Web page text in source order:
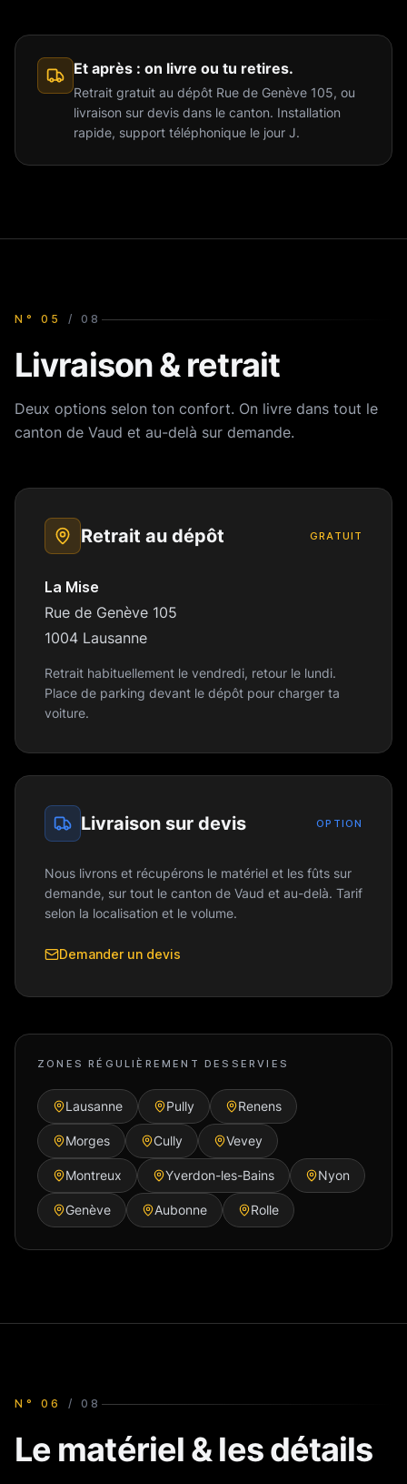
Et après : on livre ou tu retires.
Retrait gratuit au dépôt Rue de Genève 105, ou
livraison sur devis dans le canton. Installation
rapide, support téléphonique le jour J.
N° 05 / 08
Livraison & retrait
Deux options selon ton confort. On livre dans tout le
canton de Vaud et au-delà sur demande.
Retrait au dépôt GRATUIT
La Mise
Rue de Genève 105
1004 Lausanne
Retrait habituellement le vendredi, retour le lundi.
Place de parking devant le dépôt pour charger ta
voiture.
Livraison sur devis OPTION
Nous livrons et récupérons le matériel et les fûts sur
demande, sur tout le canton de Vaud et au-delà. Tarif
selon la localisation et le volume.
Demander un devis
ZONES RÉGULIÈREMENT DESSERVIES
Lausanne Pully Renens
Morges Cully Vevey
Montreux Yverdon-les-Bains Nyon
Genève Aubonne Rolle
N° 06 / 08
Le matériel & les détails